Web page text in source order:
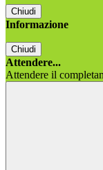
Chiudi
Informazione
Chiudi
Attendere...
Attendere il